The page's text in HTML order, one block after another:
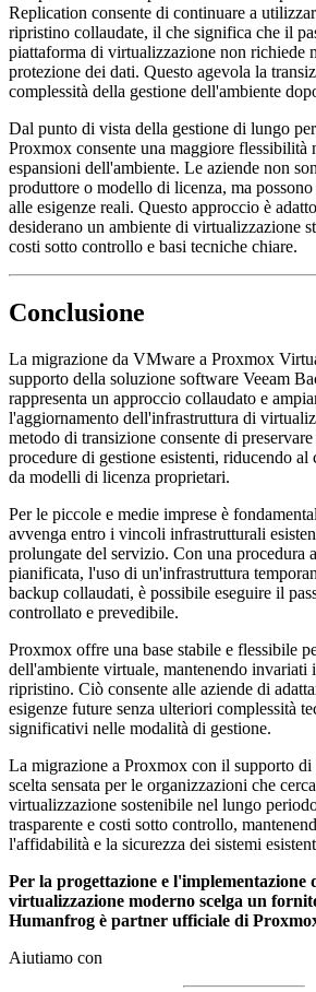
Replication consente di continuare a
ripristino collaudate, il che significa che il
piattaforma di virtualizzazione non richiede
protezione dei dati. Questo agevola la
complessità della gestione dell'ambiente
Dal punto di vista della gestione di lungo
Proxmox consente una maggiore flessibilità
espansioni dell'ambiente. Le aziende non
produttore o modello di licenza, ma
alle esigenze reali. Questo approccio è
desiderano un ambiente di virtualizzazione
costi sotto controllo e basi tecniche chiare.
Conclusione
La migrazione da VMware a Proxmox
supporto della soluzione software Veeam
rappresenta un approccio collaudato e
l'aggiornamento dell'infrastruttura di
metodo di transizione consente di
procedure di gestione esistenti, riducendo al
da modelli di licenza proprietari.
Per le piccole e medie imprese è
avvenga entro i vincoli infrastrutturali
prolungate del servizio. Con una procedura
pianificata, l'uso di un'infrastruttura
backup collaudati, è possibile eseguire il
controllato e prevedibile.
Proxmox offre una base stabile e flessibile
dell'ambiente virtuale, mantenendo invariati
ripristino. Ciò consente alle aziende di
esigenze future senza ulteriori complessità
significativi nelle modalità di gestione.
La migrazione a Proxmox con il supporto di
scelta sensata per le organizzazioni che
virtualizzazione sostenibile nel lungo
trasparente e costi sotto controllo,
l'affidabilità e la sicurezza dei sistemi
Per la progettazione e l'implementazione
virtualizzazione moderno scelga un
Humanfrog è partner ufficiale di
Aiutiamo con